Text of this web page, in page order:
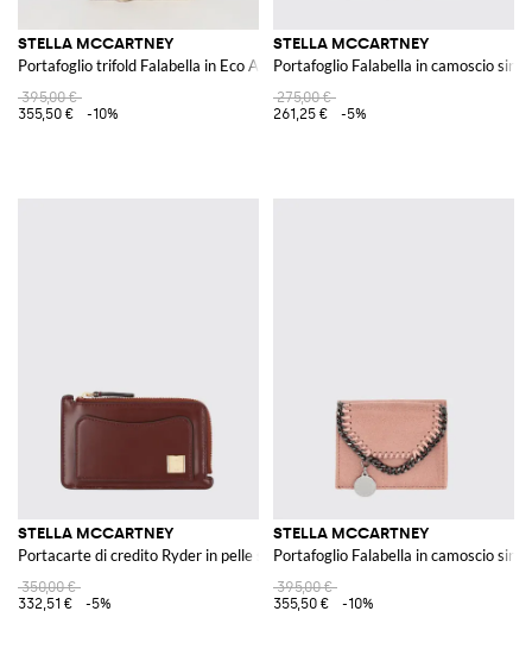
STELLA MCCARTNEY
Portafoglio trifold Falabella in Eco Alter Mat finitura oro
395,00 €
355,50 €
-10%
STELLA MCCARTNEY
Portafoglio Falabella in camoscio
275,00 €
261,25 €
-5%
STELLA MCCARTNEY
Portacarte di credito Ryder in pelle sintetica
350,00 €
332,51 €
-5%
STELLA MCCARTNEY
Portafoglio Falabella in camoscio
395,00 €
355,50 €
-10%